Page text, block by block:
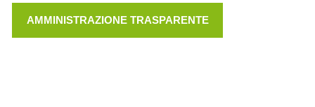
AMMINISTRAZIONE TRASPARENTE